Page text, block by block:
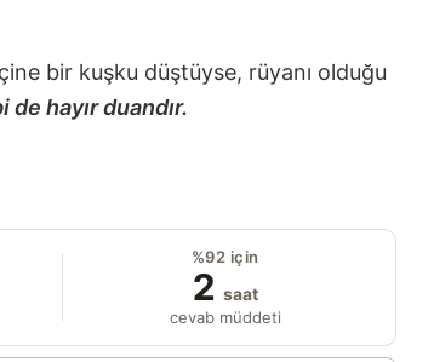
bir kuşku düştüyse, rüyanı olduğu
hayır duandır.
%92 için
2 saat
cevab müddeti